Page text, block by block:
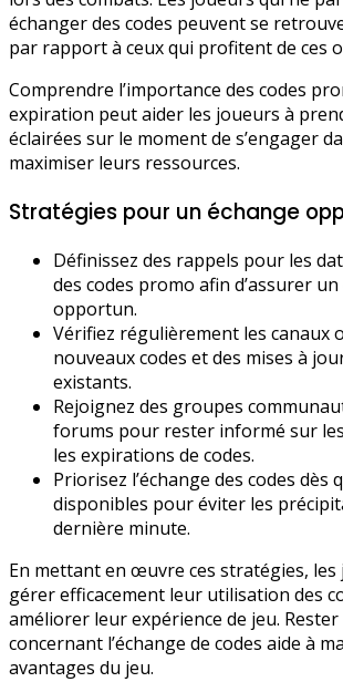
échanger des codes peuvent se
par rapport à ceux qui profitent de ces
Comprendre l’importance des codes
expiration peut aider les joueurs à
éclairées sur le moment de s’engager
maximiser leurs ressources.
Stratégies pour un échange
Définissez des rappels pour les
des codes promo afin d’assurer
opportun.
Vérifiez régulièrement les canaux
nouveaux codes et des mises à
existants.
Rejoignez des groupes
forums pour rester informé sur
les expirations de codes.
Priorisez l’échange des codes dès
disponibles pour éviter les
dernière minute.
En mettant en œuvre ces stratégies,
gérer efficacement leur utilisation des
améliorer leur expérience de jeu.
concernant l’échange de codes aide à
avantages du jeu.